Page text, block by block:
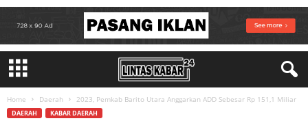
Home Daerah 2023, Pemkab Barito Utara Anggarkan ADD Sebesar Rp 151,1 Miliar
DAERAH KABAR DAERAH